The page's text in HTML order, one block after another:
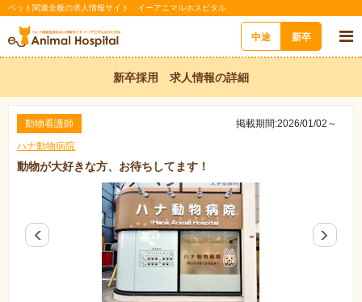
ペット関連全般の求人情報サイト イーアニマルホスピタル
中途 新卒
新卒採用 求人情報の詳細
動物看護師
掲載期間:2026/01/02～
ハナ動物病院
動物が大好きな方、お待ちしてます！